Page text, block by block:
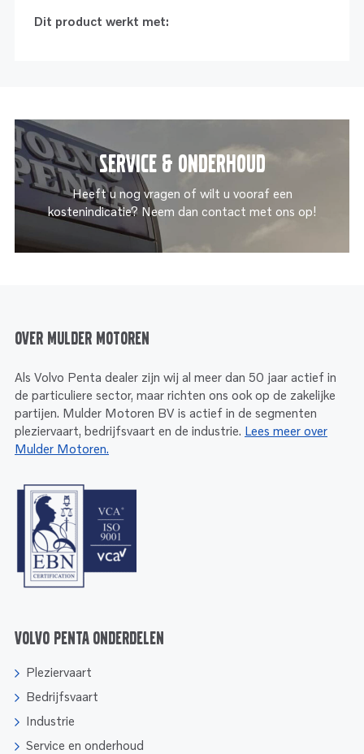
Dit product werkt met:
Service & onderhoud
Heeft u nog vragen of wilt u vooraf een
kostenindicatie? Neem dan contact met ons op!
Over Mulder Motoren
Als Volvo Penta dealer zijn wij al meer dan 50 jaar actief in
de particuliere sector, maar richten ons ook op de zakelijke
partijen. Mulder Motoren BV is actief in de segmenten
pleziervaart, bedrijfsvaart en de industrie. Lees meer over
Mulder Motoren.
Volvo Penta onderdelen
Pleziervaart
Bedrijfsvaart
Industrie
Service en onderhoud